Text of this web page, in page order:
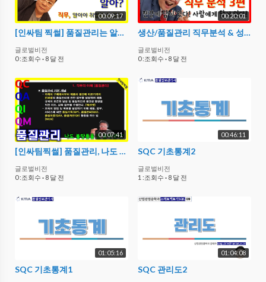
00:09:17
[인싸팀 찍썰] 품질관리는 알지? 그럼 품질경영은 알아?
글로벌비전
0 :조회수 · 8 달 전
00:20:01
생산/품질관리 직무분석 & 성공취업 전략 3편 [인싸팀찍썰 - 엄근진 직무분석]
글로벌비전
0 :조회수 · 8 달 전
00:07:41
[인싸팀찍썰] 품질관리, 나도 불량품 잘 골라낸다!
글로벌비전
0 :조회수 · 8 달 전
00:46:11
SQC 기초통계2
글로벌비전
1 :조회수 · 8 달 전
01:05:16
SQC 기초통계1
01:04:08
SQC 관리도2